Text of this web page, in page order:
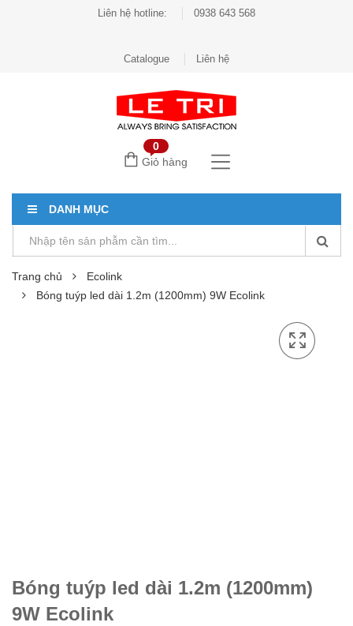
Liên hệ hotline: 0938 643 568
Catalogue Liên hệ
0
Giỏ hàng
DANH MỤC
Trang chủ
Ecolink
Bóng tuýp led dài 1.2m (1200mm) 9W Ecolink
Bóng tuýp led dài 1.2m (1200mm)
9W Ecolink